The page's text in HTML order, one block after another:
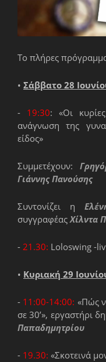
Το πλήρες
• Σάββατο 28
- 19:30: «Οι
ανάγνωση της
είδος»
Συμμετέχουν:
Γιάννης Πανούσης
Συντονίζει η
συγγραφέαςΧίλντα
- 21.30: Loloswing -
• Κυριακή 29
- 11:00-14:00: «Πώς
σε 30’», εργαστήρι
Παπαδημητρίου
- 19.30: «Σκοτεινά